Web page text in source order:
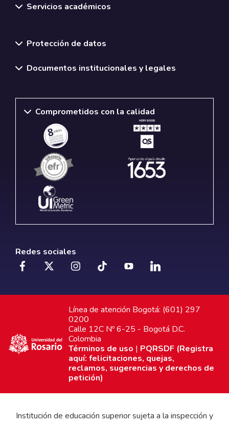
Servicios académicos
Protección de datos
Documentos institucionales y legales
Comprometidos con la calidad
Redes sociales
Línea de atención Bogotá: (601) 297
0200
Calle 12C Nº 6-25 - Bogotá D.C.
Colombia
Términos de uso | PQRSDF (Registra
aquí: felicitaciones, quejas,
reclamos, sugerencias y derechos de
petición)
Institución de educación superior sujeta a la inspección y